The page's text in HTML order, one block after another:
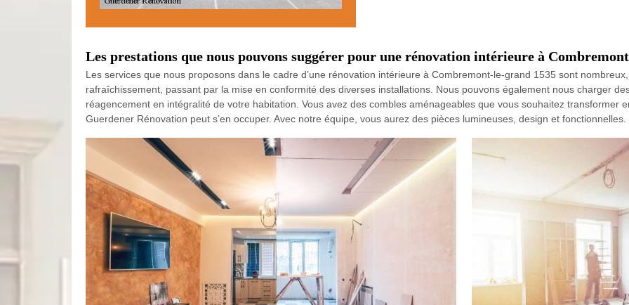
Les prestations que nous pouvons suggérer pour une rénovation intérieure à
Les services que nous proposons dans le cadre d’une rénovation intérieure à Combremont-le-grand 1535 sont
rafraîchissement, passant par la mise en conformité des diverses installations. Nous pouvons également nous charger
réagencement en intégralité de votre habitation. Vous avez des combles aménageables que vous souhaitez transformer
Guerdener Rénovation peut s’en occuper. Avec notre équipe, vous aurez des pièces lumineuses, design et